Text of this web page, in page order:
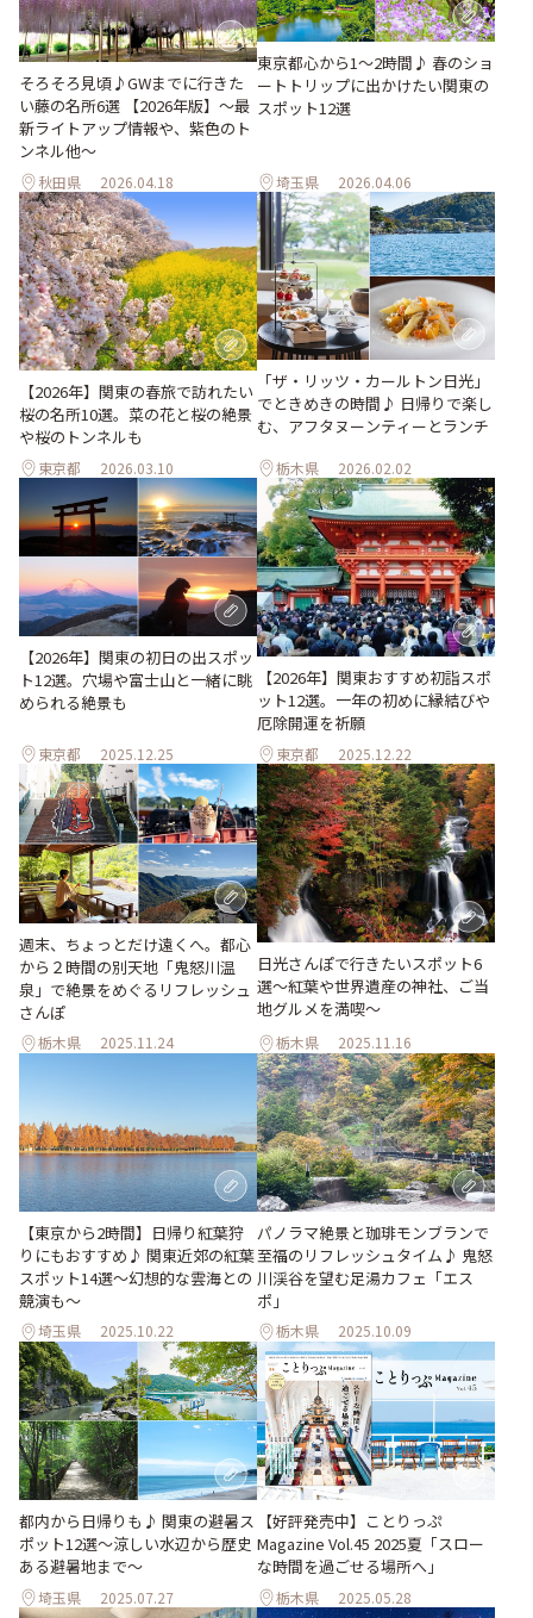
そろそろ見頃♪GWまでに行きた
い藤の名所6選 【2026年版】～最
新ライトアップ情報や、紫色のト
ンネル他～
秋田県 2026.04.18
東京都心から1〜2時間♪ 春のショ
ートトリップに出かけたい関東の
スポット12選
埼玉県 2026.04.06
【2026年】関東の春旅で訪れたい
桜の名所10選。菜の花と桜の絶景
や桜のトンネルも
東京都 2026.03.10
「ザ・リッツ・カールトン日光」
でときめきの時間♪ 日帰りで楽し
む、アフタヌーンティーとランチ
栃木県 2026.02.02
【2026年】関東の初日の出スポッ
ト12選。穴場や富士山と一緒に眺
められる絶景も
東京都 2025.12.25
【2026年】関東おすすめ初詣スポ
ット12選。一年の初めに縁結びや
厄除開運を祈願
東京都 2025.12.22
週末、ちょっとだけ遠くへ。都心
から２時間の別天地「鬼怒川温
泉」で絶景をめぐるリフレッシュ
さんぽ
栃木県 2025.11.24
日光さんぽで行きたいスポット6
選〜紅葉や世界遺産の神社、ご当
地グルメを満喫〜
栃木県 2025.11.16
【東京から2時間】日帰り紅葉狩
りにもおすすめ♪ 関東近郊の紅葉
スポット14選～幻想的な雲海との
競演も～
埼玉県 2025.10.22
パノラマ絶景と珈琲モンブランで
至福のリフレッシュタイム♪ 鬼怒
川渓谷を望む足湯カフェ「エス
ポ」
栃木県 2025.10.09
都内から日帰りも♪ 関東の避暑ス
ポット12選～涼しい水辺から歴史
ある避暑地まで～
埼玉県 2025.07.27
【好評発売中】ことりっぷ
Magazine Vol.45 2025夏「スロー
な時間を過ごせる場所へ」
栃木県 2025.05.28